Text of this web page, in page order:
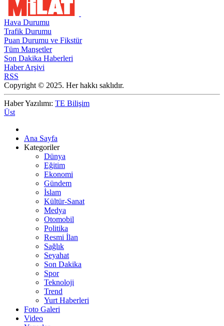
Hava Durumu
Trafik Durumu
Puan Durumu ve Fikstür
Tüm Manşetler
Son Dakika Haberleri
Haber Arşivi
RSS
Copyright © 2025. Her hakkı saklıdır.
Haber Yazılımı: TE Bilişim
Üst
Ana Sayfa
Kategoriler
Dünya
Eğitim
Ekonomi
Gündem
İslam
Kültür-Sanat
Medya
Otomobil
Politika
Resmi İlan
Sağlık
Seyahat
Son Dakika
Spor
Teknoloji
Trend
Yurt Haberleri
Foto Galeri
Video